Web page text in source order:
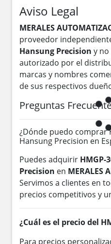
Aviso Legal
MERALES
proveedor
Hansung Precision y no
autorizado por el
marcas y nombres
de sus respectivos
Preguntas
¿Dónde puedo comprar
Hansung Precision en
Puedes adquirir HMGP-
Precision en MERALES
Servimos a clientes en
precios competitivos y
¿Cuál es el precio del
Para precios